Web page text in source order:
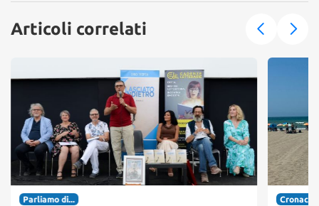
Articoli correlati
Parliamo di... Cronaca